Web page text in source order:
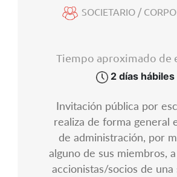
SOCIETARIO /
Tiempo aproximado de
2 días hábiles
Invitación pública por
realiza de forma general
de administración, por
alguno de sus miembros,
accionistas/socios de una